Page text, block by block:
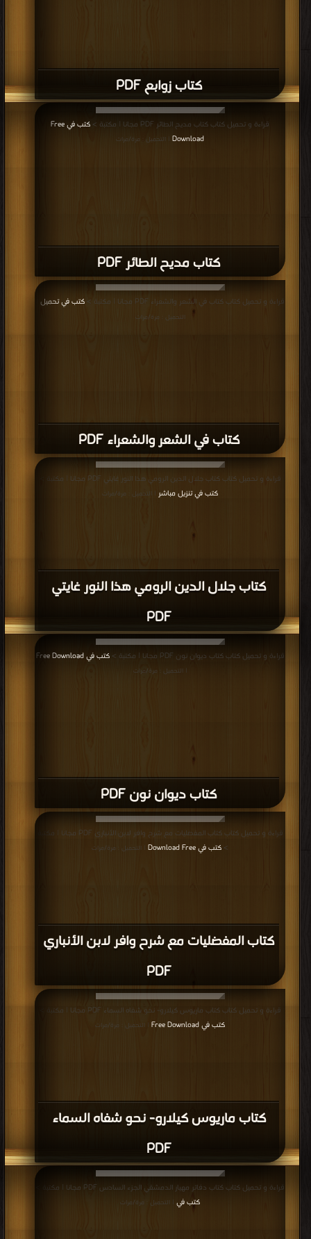
كتاب زوابع PDF
كتاب مديح الطائر PDF
قراءة و تحميل كتاب كتاب مديح الطائر PDF مجانا | مكتبة >
كتب في Free
Download | التحميل : مرة/مرات
كتاب في الشعر والشعراء PDF
قراءة و تحميل كتاب كتاب في الشعر والشعراء PDF مجانا | مكتبة > كتب في تحميل
التحميل : مرة/مرات
كتاب جلال الدين الرومي هذا النور غايتي
PDF
قراءة و تحميل كتاب كتاب جلال الدين الرومي هذا النور غايتي PDF مجانا | مكتبة >
كتب في تنزيل مباشر | التحميل : مرة/مرات
كتاب ديوان نون PDF
قراءة و تحميل كتاب كتاب ديوان نون PDF مجانا | مكتبة > كتب في Free Download
| التحميل : مرة/مرات
كتاب المفضليات مع شرح وافر لابن الأنباري
PDF
قراءة و تحميل كتاب كتاب المفضليات مع شرح وافر لابن الأنباري PDF مجانا | مكتبة
> كتب في Download Free | التحميل : مرة/مرات
كتاب ماريوس كيلارو- نحو شفاه السماء
PDF
قراءة و تحميل كتاب كتاب ماريوس كيلارو- نحو شفاه السماء PDF مجانا | مكتبة >
كتب في Free Download
| التحميل : مرة/مرات
قراءة و تحميل كتاب كتاب دفاتر مهيار الدمشقي الجزء السادس PDF مجانا | مكتبة >
كتب في
| التحميل : مرة/مرات